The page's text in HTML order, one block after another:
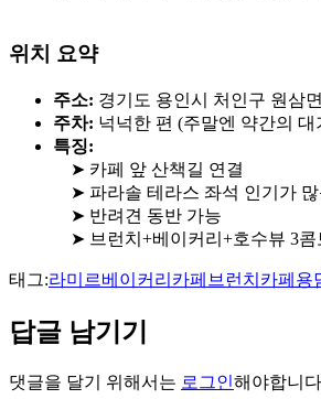
위치 요약
주소: 경기도 용인시 처인구 원삼
주차: 넉넉한 편 (주말엔 약간의 대
특징:
➤ 카페 앞 산책길 연결
➤ 파라솔 테라스 좌석 인기가 많
➤ 반려견 동반 가능
➤ 브런치+베이커리+호수뷰 3콤
태그:라미르베이커리카페 브런치카페 용
답글 남기기
댓글을 달기 위해서는 로그인해야합니